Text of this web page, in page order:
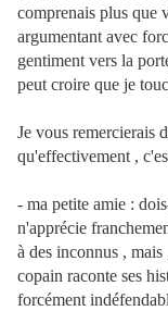
comprenais plus que
argumentant avec
gentiment vers la
peut croire que je
Je vous remercierais
qu'effectivement ,
- ma petite amie :
n'apprécie
à des inconnus ,
copain raconte ses
forcément